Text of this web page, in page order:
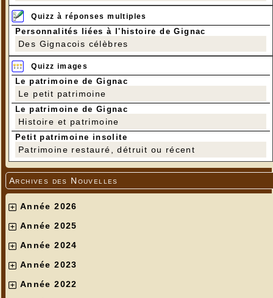
Quizz à réponses multiples
Personnalités liées à l'histoire de Gignac
Des Gignacois célèbres
Quizz images
Le patrimoine de Gignac
Le petit patrimoine
Le patrimoine de Gignac
Histoire et patrimoine
Petit patrimoine insolite
Patrimoine restauré, détruit ou récent
Archives des Nouvelles
Année 2026
Année 2025
Année 2024
Année 2023
Année 2022